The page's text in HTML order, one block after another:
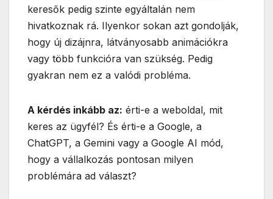
keresők pedig szinte egyáltalán nem
hivatkoznak rá. Ilyenkor sokan azt gondolják,
hogy új dizájnra, látványosabb animációkra
vagy több funkcióra van szükség. Pedig
gyakran nem ez a valódi probléma.
A kérdés inkább az: érti-e a weboldal, mit
keres az ügyfél? És érti-e a Google, a
ChatGPT, a Gemini vagy a Google AI mód,
hogy a vállalkozás pontosan milyen
problémára ad választ?